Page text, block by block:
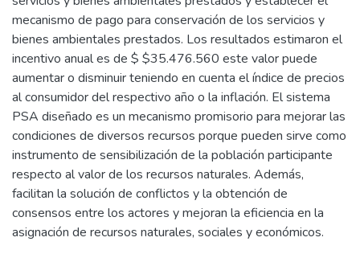
mecanismo de pago para conservación de los servicios y
bienes ambientales prestados. Los resultados estimaron el
incentivo anual es de $ $35.476.560 este valor puede
aumentar o disminuir teniendo en cuenta el índice de precios
al consumidor del respectivo año o la inflación. El sistema
PSA diseñado es un mecanismo promisorio para mejorar las
condiciones de diversos recursos porque pueden sirve como
instrumento de sensibilización de la población participante
respecto al valor de los recursos naturales. Además,
facilitan la solución de conflictos y la obtención de
consensos entre los actores y mejoran la eficiencia en la
asignación de recursos naturales, sociales y económicos.